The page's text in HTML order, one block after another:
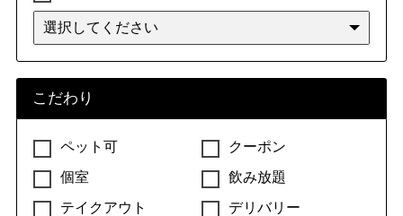
こだわり
ペット可
クーポン
個室
飲み放題
テイクアウト
デリバリー